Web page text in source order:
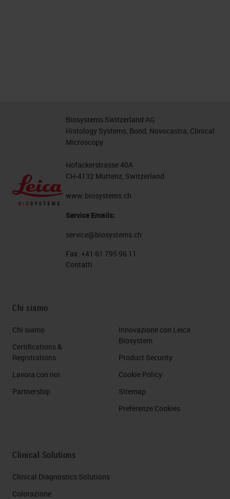
Biosystems Switzerland AG
Histology Systems, Bond, Novocastra, Clinical
Microscopy
Hofackerstrasse 40A
CH-4132 Muttenz, Switzerland
www.biosystems.ch
Service Emails:
service@biosystems.ch
Fax: +41 61 795 96 11
Contatti
Chi siamo
Chi siamo
Certifications &
Registrations
Lavora con noi
Partnership
Innovazione con Leica
Biosystem
Product Security
Cookie Policy
Sitemap
Preferenze Cookies
Clinical Solutions
Clinical Diagnostics Solutions
Colorazione